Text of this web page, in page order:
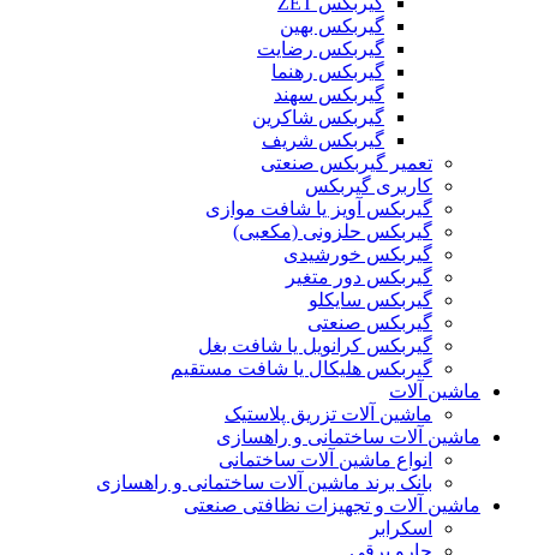
گیربکس بهین
گیربکس رضایت
گیربکس رهنما
گیربکس سهند
گیربکس شاکرین
گیربکس شریف
تعمیر گیربکس صنعتی
کاربری گیربکس
گیربکس آویز یا شافت موازی
گیربکس حلزونی (مکعبی)
گیربکس خورشیدی
گیربکس دور متغیر
گیربکس سایکلو
گیربکس صنعتی
گیربکس کرانویل یا شافت بغل
گیربکس هلیکال یا شافت مستقیم
ماشین آلات
ماشین آلات تزریق پلاستیک
ماشین آلات ساختمانی و راهسازی
انواع ماشین آلات ساختمانی
بانک برند ماشین آلات ساختمانی و راهسازی
ماشین آلات و تجهیزات نظافتی صنعتی
اسکرابر
جارو برقی